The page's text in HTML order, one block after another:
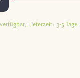
Lieferzeit: 3-5 Tage